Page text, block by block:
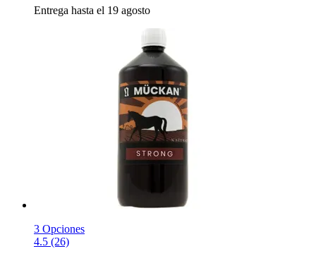
Entrega hasta el 19 agosto
3 Opciones
4.5 (26)